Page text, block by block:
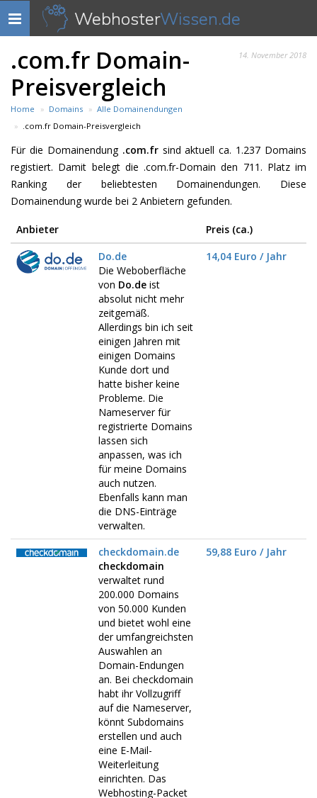
Navigation
anzeigen
WebhosterWissen.de
14. November 2018
.com.fr Domain-
Preisvergleich
Home Domains
Alle Domainendungen
.com.fr Domain-Preisvergleich
Für die Domainendung .com.frsind aktuell ca. 1.237 Domains
registiert. Damit belegt die .com.fr-Domain den 711. Platz im
Ranking der beliebtesten Domainendungen. Diese
Domainendung wurde bei 2 Anbietern gefunden.
Anbieter
Preis (ca.)
Do.de
Die Weboberfläche
von Do.de ist
absolut nicht mehr
zeitgemäß.
Allerdings bin ich seit
einigen Jahren mit
einigen Domains
Kunde dort und
hatte bisher keine
Probleme. Die
Nameserver für
registrierte Domains
lassen sich
anpassen, was ich
für meine Domains
auch nutzen.
Ebenfalls kann man
die DNS-Einträge
verwalten.
14,04 Euro / Jahr
checkdomain.de
checkdomain
verwaltet rund
200.000 Domains
von 50.000 Kunden
und bietet wohl eine
der umfangreichsten
Auswahlen an
Domain-Endungen
an. Bei checkdomain
habt ihr Vollzugriff
auf die Nameserver,
könnt Subdomains
erstellen und auch
eine E-Mail-
Weiterleitung
einrichten. Das
Webhosting-Packet
59,88 Euro / Jahr